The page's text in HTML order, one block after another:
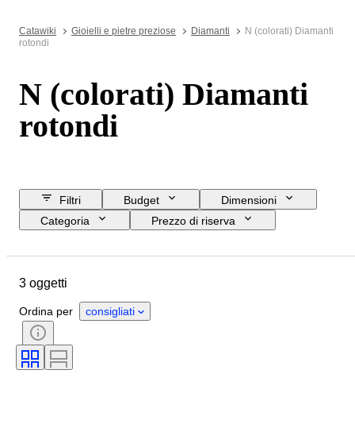
Catawiki Gioielli e pietre preziose Diamanti
N (colorati) Diamanti
rotondi
N (colorati) Diamanti
rotondi
Filtri Budget
Dimensioni
Categoria
Prezzo di riserva
Purezza
Peso dei diamanti
Simmetria
Grado di taglio
3 oggetti
Ordina per consigliati